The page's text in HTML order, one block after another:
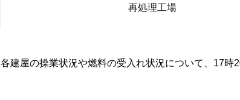
再処理工場
各建屋の操業状況や燃料の受入れ状況について、17時